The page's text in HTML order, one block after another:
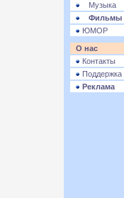
Музыка
Фильмы
ЮМОР
О нас
Контакты
Поддержка
Реклама